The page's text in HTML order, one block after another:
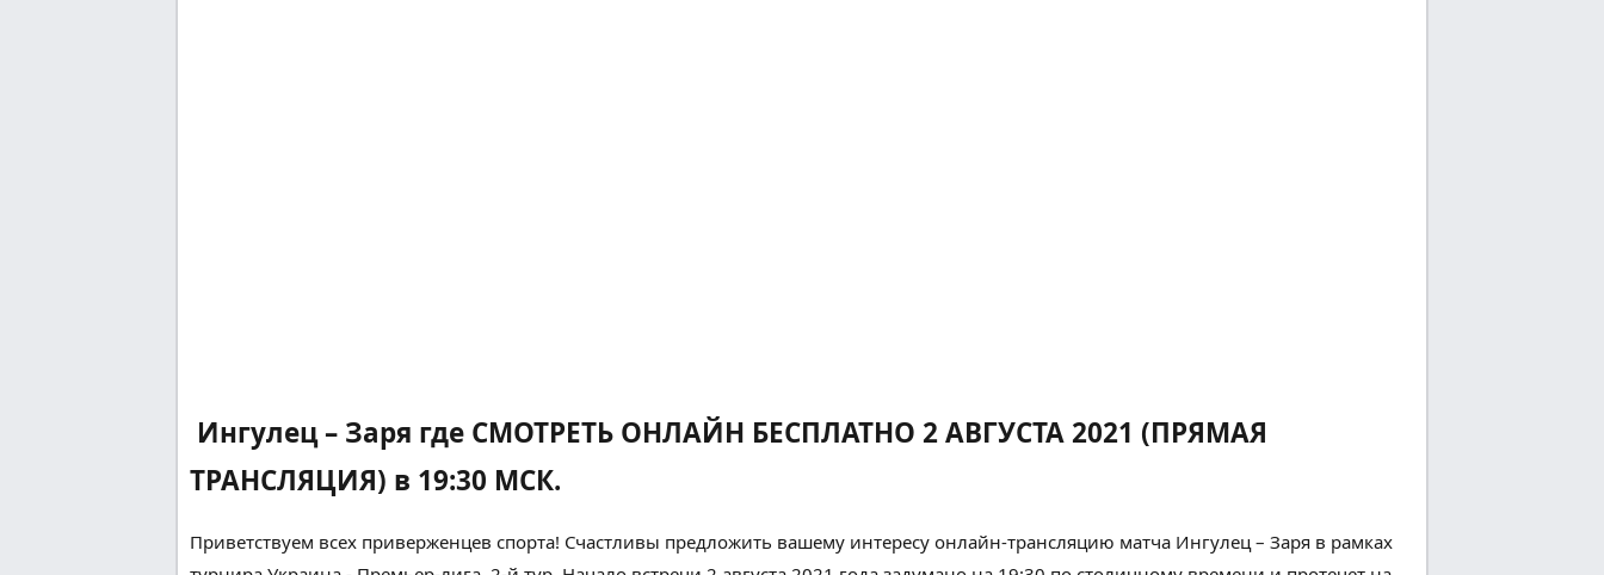
Ингулец – Заря где СМОТРЕТЬ ОНЛАЙН БЕСПЛАТНО 2 АВГУСТА 2021 (ПРЯМАЯ
ТРАНСЛЯЦИЯ) в 19:30 МСК.
Приветствуем всех приверженцев спорта! Счастливы предложить вашему интересу онлайн-трансляцию матча Ингулец – Заря в рамках